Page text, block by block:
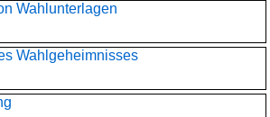
Wahlunterlagen
Wahlgeheimnisses